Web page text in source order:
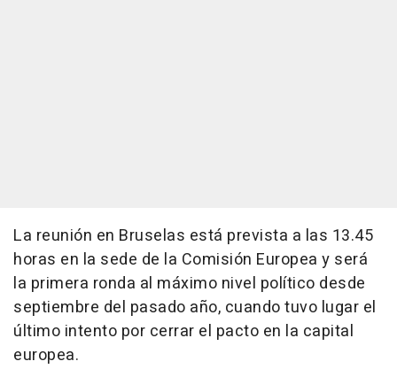
La reunión en Bruselas está prevista a las 13.45
horas en la sede de la Comisión Europea y será
la primera ronda al máximo nivel político desde
septiembre del pasado año, cuando tuvo lugar el
último intento por cerrar el pacto en la capital
europea.